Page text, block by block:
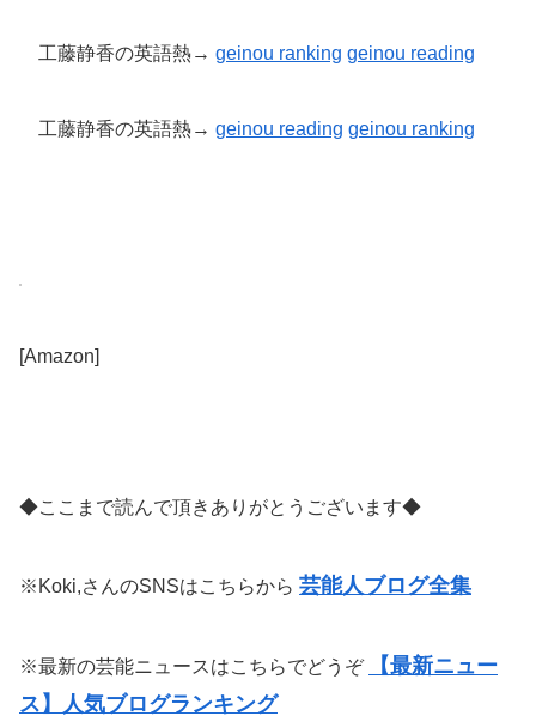
工藤静香の英語熱→ geinou ranking geinou reading
工藤静香の英語熱→ geinou reading geinou ranking
[Amazon]
◆ここまで読んで頂きありがとうございます◆
※Koki,さんのSNSはこちらから 芸能人ブログ全集
※最新の芸能ニュースはこちらでどうぞ
【最新ニュー
ス】人気ブログランキング